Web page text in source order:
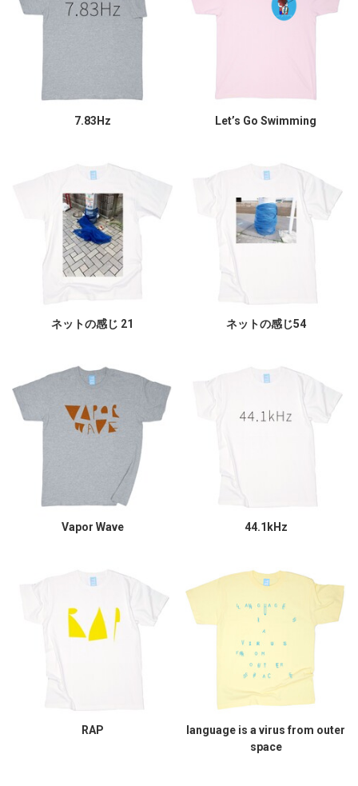
7.83Hz Let’s Go Swimming
ネットの感じ 21 ネットの感じ54
Vapor Wave 44.1kHz
RAP
language is a virus from outer
space